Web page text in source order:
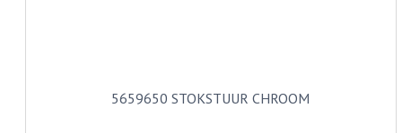
5659650 STOKSTUUR CHROOM